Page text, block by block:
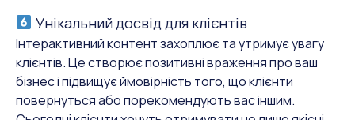
Унікальний досвід для клієнтів
Інтерактивний контент захоплює та утримує увагу
клієнтів. Це створює позитивні враження про ваш
бізнес і підвищує ймовірність того, що клієнти
повернуться або порекомендують вас іншим.